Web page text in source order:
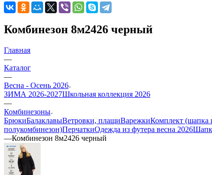
Комбинезон 8м2426 черный
Главная
—
Каталог
—
Весна - Осень 2026
ЗИМА 2026-2027Школьная коллекция 2026
—
Комбинезоны
БрюкиБалаклавыВетровки, плащиВарежкиКомплект (шапка
полукомбинезон)ПерчаткиОдежда из футера весна 2026
—Комбинезон 8м2426 черный